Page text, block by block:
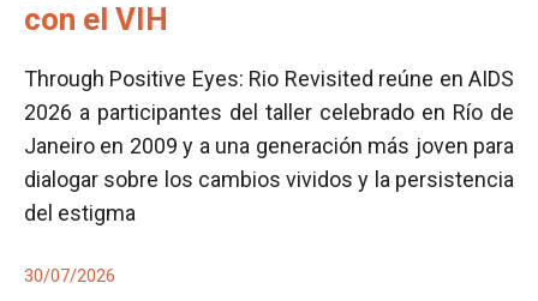
con el VIH
Through Positive Eyes: Rio Revisited reúne en AIDS
2026 a participantes del taller celebrado en Río de
Janeiro en 2009 y a una generación más joven para
dialogar sobre los cambios vividos y la persistencia
del estigma
30/07/2026